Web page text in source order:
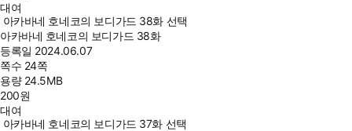
대여
아카바네 호네코의 보디가드 38화 선택
아카바네 호네코의 보디가드 38화
등록일 2024.06.07
쪽수 24쪽
용량 24.5MB
200원
대여
아카바네 호네코의 보디가드 37화 선택